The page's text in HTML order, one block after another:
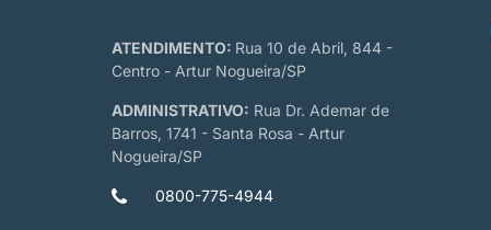
ATENDIMENTO: Rua 10 de Abril, 844 -
Centro - Artur Nogueira/SP
ADMINISTRATIVO: Rua Dr. Ademar de
Barros, 1741 - Santa Rosa - Artur
Nogueira/SP
0800-775-4944